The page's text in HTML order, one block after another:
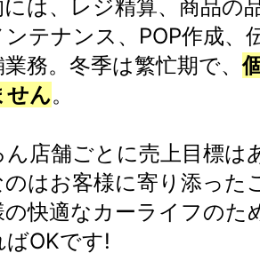
は、レジ精算、商品の
テナンス、POP作成、
務。冬季は繁忙期で、
せん。
ん店舗ごとに売上目標は
のはお客様に寄り添った
の快適なカーライフのた
ばOKです!